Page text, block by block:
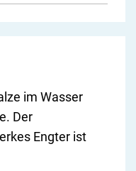
im Wasser
Der
Engter ist